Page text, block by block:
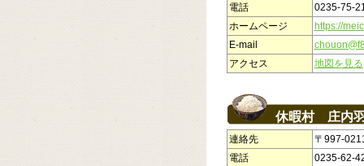
電話
0235-75-
ホームページ
https://
E-mail
アクセス
地図を見る
休暇村 庄内
連絡先
〒997-
電話
0235-62-